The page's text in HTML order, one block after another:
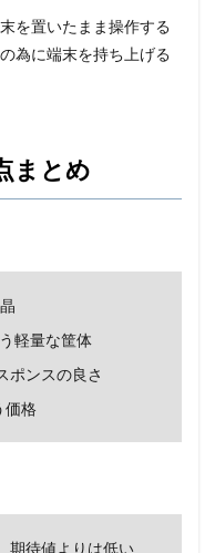
を置いたまま操作する
為に端末を持ち上げる
まとめ
軽量な筐体
ポンスの良さ
価格
期待値よりは低い